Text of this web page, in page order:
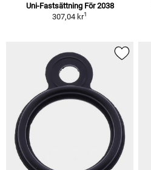
Uni-Fastsättning För 2038
307,04 kr1